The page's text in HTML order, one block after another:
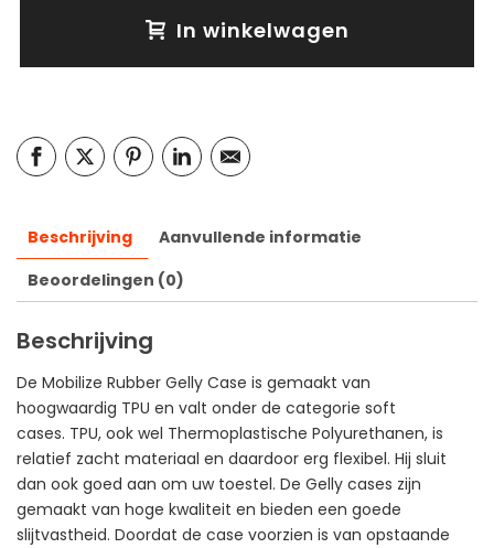
In winkelwagen
Beschrijving
Aanvullende informatie
Beoordelingen (0)
Beschrijving
De Mobilize Rubber Gelly Case is gemaakt van
hoogwaardig TPU en valt onder de categorie soft
cases. TPU, ook wel Thermoplastische Polyurethanen, is
relatief zacht materiaal en daardoor erg flexibel. Hij sluit
dan ook goed aan om uw toestel. De Gelly cases zijn
gemaakt van hoge kwaliteit en bieden een goede
slijtvastheid. Doordat de case voorzien is van opstaande